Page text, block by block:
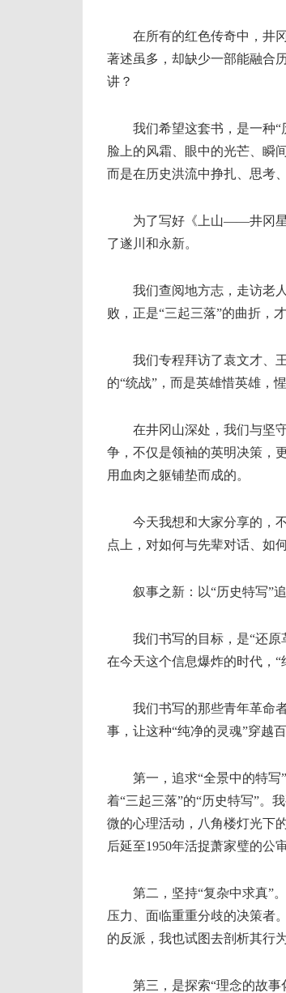
在所有的红色传奇中，井冈
著述虽多，却缺少一部能融合
讲？
我们希望这套书，是一种“
脸上的风霜、眼中的光芒、瞬
而是在历史洪流中挣扎、思考
为了写好《上山——井冈星火
了遂川和永新。
我们查阅地方志，走访老人
败，正是“三起三落”的曲折，
我们专程拜访了袁文才、王
的“统战”，而是英雄惜英雄，惺
在井冈山深处，我们与坚守
争，不仅是领袖的英明决策，
用血肉之躯铺垫而成的。
今天我想和大家分享的，不
点上，对如何与先辈对话、如
叙事之新：以“历史特写”追
我们书写的目标，是“还原
在今天这个信息爆炸的时代，“
我们书写的那些青年革命者
事，让这种“纯净的灵魂”穿越
第一，追求“全景中的特写”
着“三起三落”的“历史特写”。
微的心理活动，八角楼灯光下
后延至1950年活捉萧家璧的公
第二，坚持“复杂中求真”。
压力、面临重重分歧的决策者
的反派，我也试图去剖析其行
第三，是探索“理念的故事